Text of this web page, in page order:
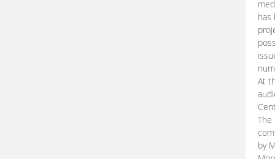
has
At
The
by